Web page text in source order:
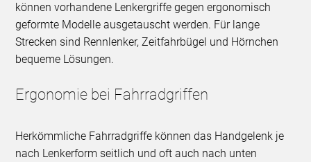
können vorhandene Lenkergriffe gegen ergonomisch
geformte Modelle ausgetauscht werden. Für lange
Strecken sind Rennlenker, Zeitfahrbügel und Hörnchen
bequeme Lösungen.
Ergonomie bei Fahrradgriffen
Herkömmliche Fahrradgriffe können das Handgelenk je
nach Lenkerform seitlich und oft auch nach unten